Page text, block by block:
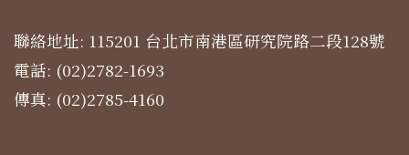
聯絡地址: 115201 台北市南港區研究院路二段128號
電話: (02)2782-1693
傳真: (02)2785-4160